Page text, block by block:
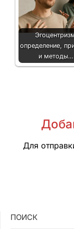
определение,
и методы…
Для
ПОИСК